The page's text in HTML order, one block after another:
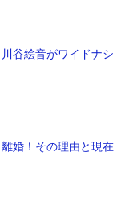
谷絵音がワイドナシ
婚！その理由と現在